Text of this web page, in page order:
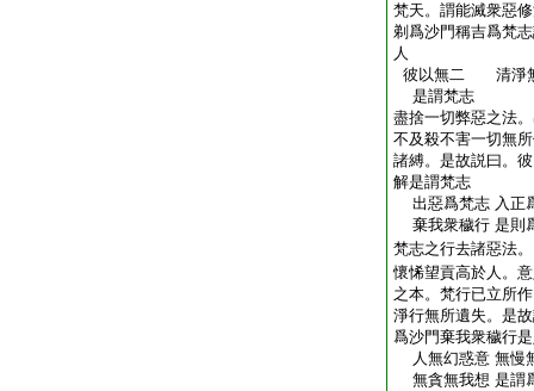
梵天。謂能滅衆惡
剃爲沙門稱吉爲梵
人
彼以無二 清淨
是謂梵志
盡捨一切弊惡之法
不及殺不害一切無
諸縛。是故説曰。
解是謂梵志
出惡爲梵志 入正
棄我衆穢行 是則
梵志之行去諸惡法
懷悕望貢高於人。
之本。梵行已立所
淨行無所遺失。是
爲沙門棄我衆穢行
人無幻惑意 無慢
無貪無我想 是謂